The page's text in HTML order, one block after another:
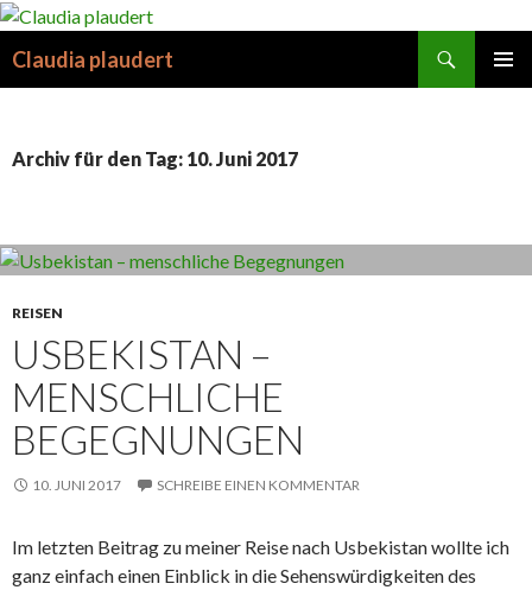
Claudia plaudert
Archiv für den Tag: 10. Juni 2017
REISEN
USBEKISTAN –
MENSCHLICHE
BEGEGNUNGEN
10. JUNI 2017 SCHREIBE EINEN KOMMENTAR
Im letzten Beitrag zu meiner Reise nach Usbekistan wollte ich
ganz einfach einen Einblick in die Sehenswürdigkeiten des